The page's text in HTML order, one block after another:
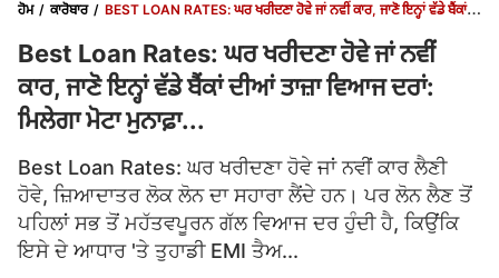
ਹੋਮ ਕਾਰੋਬਾਰ
BEST LOAN RATES: ਘਰ ਖਰੀਦਣਾ ਹੋਵੇ ਜਾਂ ਨਵੀਂ ਕਾਰ, ਜਾਣੋ ਇਨ੍ਹਾਂ ਵੱਡੇ ਬੈਂਕਾਂ
Best Loan Rates: ਘਰ ਖਰੀਦਣਾ ਹੋਵੇ ਜਾਂ ਨਵੀਂ
ਕਾਰ, ਜਾਣੋ ਇਨ੍ਹਾਂ ਵੱਡੇ ਬੈਂਕਾਂ ਦੀਆਂ ਤਾਜ਼ਾ ਵਿਆਜ ਦਰਾਂ:
ਮਿਲੇਗਾ ਮੋਟਾ ਮੁਨਾਫ਼ਾ...
Best Loan Rates: ਘਰ ਖਰੀਦਣਾ ਹੋਵੇ ਜਾਂ ਨਵੀਂ ਕਾਰ ਲੈਣੀ
ਹੋਵੇ, ਜ਼ਿਆਦਾਤਰ ਲੋਕ ਲੋਨ ਦਾ ਸਹਾਰਾ ਲੈਂਦੇ ਹਨ। ਪਰ ਲੋਨ ਲੈਣ ਤੋਂ
ਪਹਿਲਾਂ ਸਭ ਤੋਂ ਮਹੱਤਵਪੂਰਨ ਗੱਲ ਵਿਆਜ ਦਰ ਹੁੰਦੀ ਹੈ, ਕਿਉਂਕਿ
ਇਸੇ ਦੇ ਆਧਾਰ 'ਤੇ ਤੁਹਾਡੀ EMI ਤੈਅ...